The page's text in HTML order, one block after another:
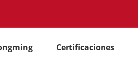
Certificaciones